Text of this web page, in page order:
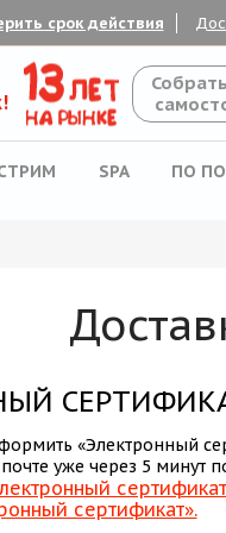
срок действия
SPA ПО
«Электронный
уже через 5 минут
сертификат».